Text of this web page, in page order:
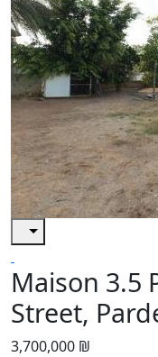
Maison 3.5
Street,
3,700,000 ₪